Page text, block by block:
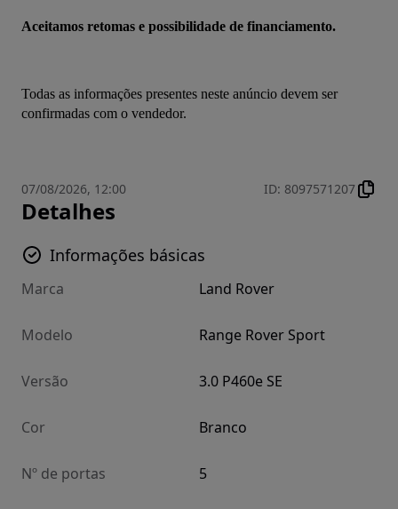
Aceitamos retomas e possibilidade de financiamento.
Todas as informações presentes neste anúncio devem ser
confirmadas com o vendedor.
07/08/2026, 12:00 ID: 8097571207
Detalhes
Informações básicas
Marca Land Rover
Modelo Range Rover Sport
Versão 3.0 P460e SE
Cor Branco
Nº de portas 5